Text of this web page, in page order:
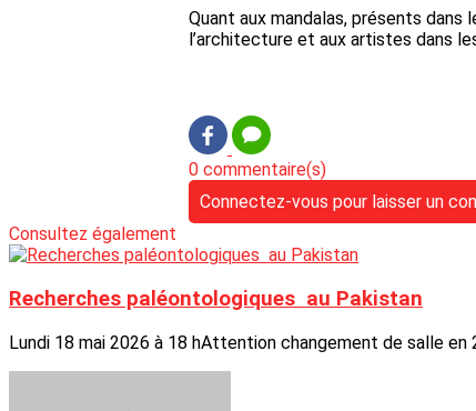
Quant aux mandalas, présents
l’architecture et aux artistes dans
0 commentaire(s)
Connectez-vous pour laisser un
Consultez également
Recherches paléontologiques au Pakistan
Lundi 18 mai 2026 à 18 hAttention changement de salle en